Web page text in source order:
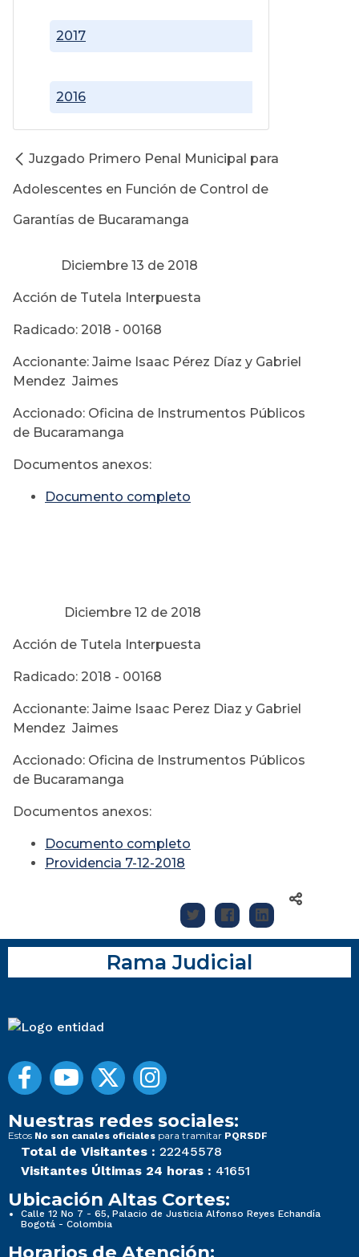
2016
2017
Juzgado Primero Penal Municipal para
Adolescentes en Función de Control de
Garantías de Bucaramanga
Diciembre 13 de 2018
Acción de Tutela Interpuesta
Radicado: 2018 - 00168
Accionante: Jaime Isaac Pérez Díaz y Gabriel
Mendez Jaimes
Accionado: Oficina de Instrumentos Públicos
de Bucaramanga
Documentos anexos:
Documento completo
Diciembre 12 de 2018
Acción de Tutela Interpuesta
Radicado: 2018 - 00168
Accionante: Jaime Isaac Perez Diaz y Gabriel
Mendez Jaimes
Accionado: Oficina de Instrumentos Públicos
de Bucaramanga
Documentos anexos:
Documento completo
Providencia 7-12-2018
Rama Judicial
Nuestras redes sociales:
Estos No son canales oficiales para tramitar PQRSDF
Total de Visitantes : 22245578
Visitantes Últimas 24 horas : 41651
Ubicación Altas Cortes:
Calle 12 No 7 - 65, Palacio de Justicia Alfonso Reyes Echandía
Bogotá - Colombia
Horarios de Atención: